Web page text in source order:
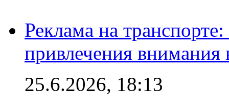
Реклама на
привлечения внимания
25.6.2026, 18:13